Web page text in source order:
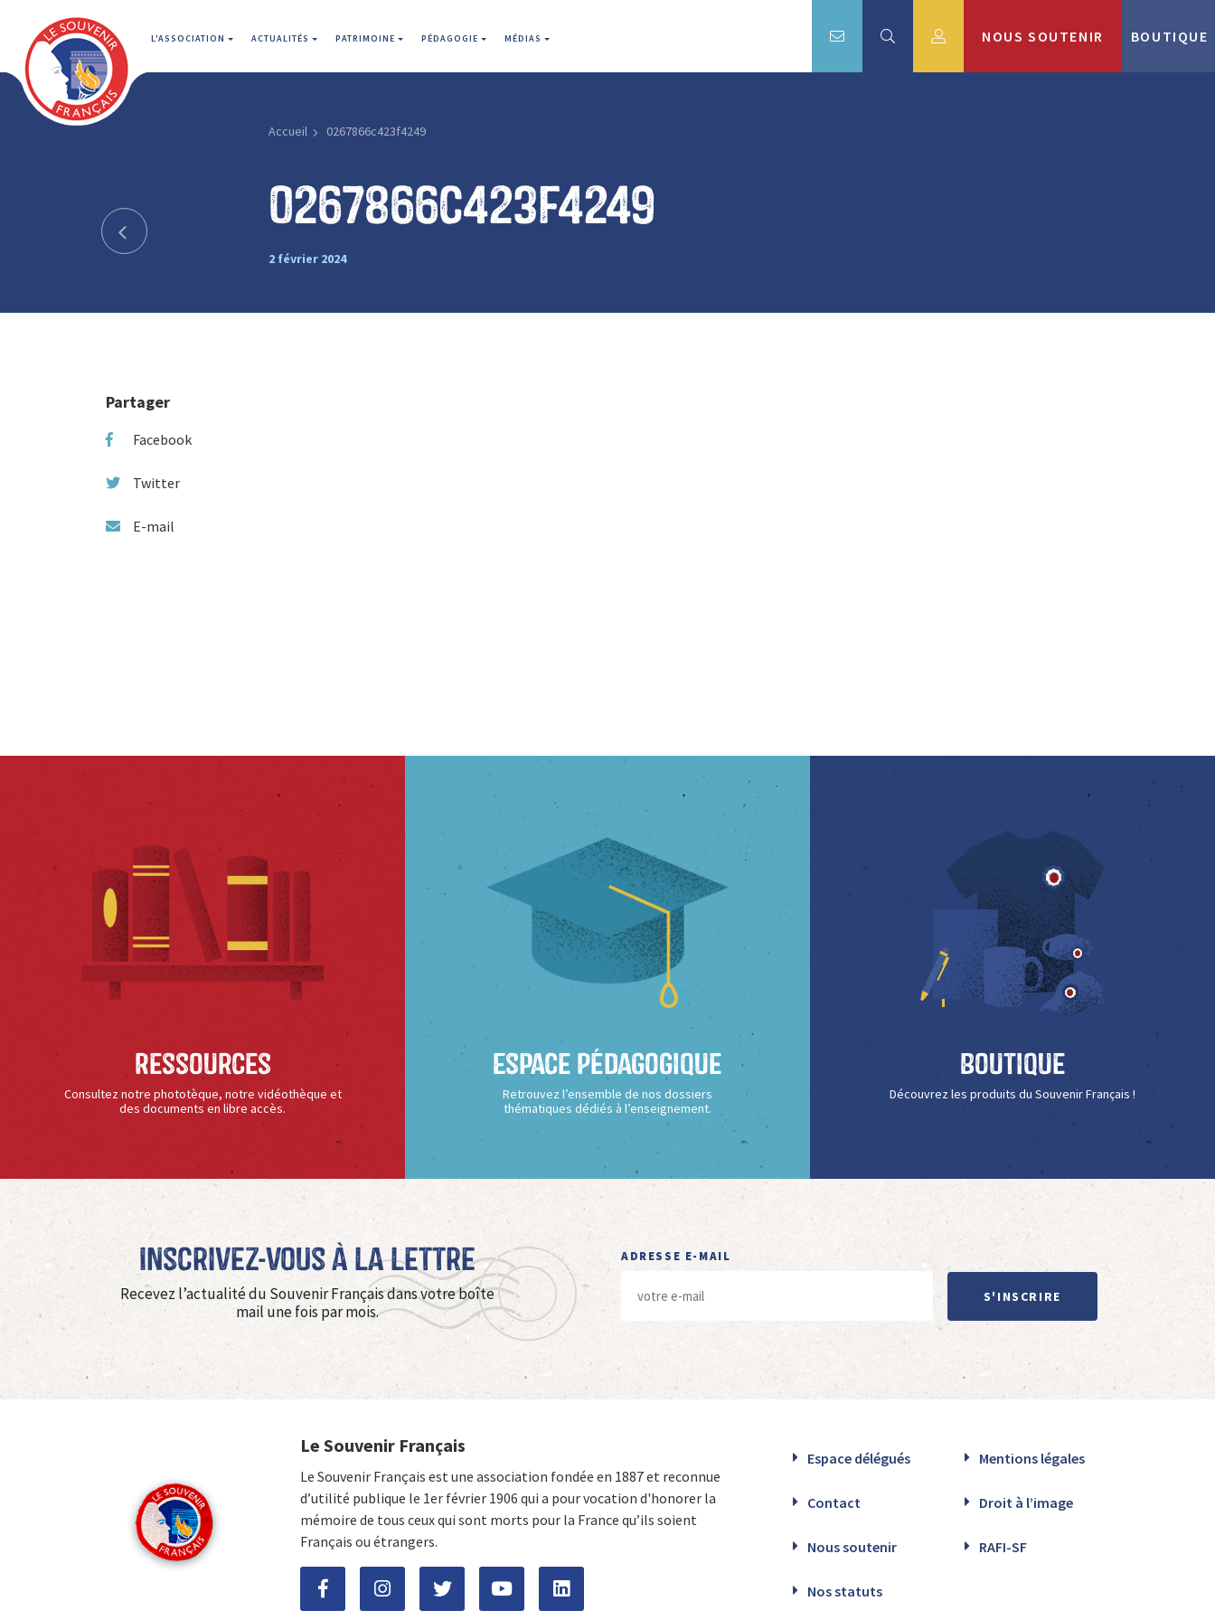
L'ASSOCIATION ACTUALITÉS PATRIMOINE PÉDAGOGIE MÉDIAS NOUS SOUTENIR BOUTIQUE
Accueil 0267866c423f4249
0267866c423f4249
2 février 2024
Partager
Facebook
Twitter
E-mail
Ressources
Consultez notre phototèque, notre vidéothèque et
des documents en libre accès.
Espace Pédagogique
Retrouvez l’ensemble de nos dossiers
thématiques dédiés à l’enseignement.
Boutique
Découvrez les produits du Souvenir Français !
Inscrivez-vous à La Lettre
Recevez l’actualité du Souvenir Français dans votre boîte
mail une fois par mois.
ADRESSE E-MAIL
S'INSCRIRE
Le Souvenir Français
Le Souvenir Français est une association fondée en 1887 et reconnue
d’utilité publique le 1er février 1906 qui a pour vocation d'honorer la
mémoire de tous ceux qui sont morts pour la France qu’ils soient
Français ou étrangers.
Espace délégués Mentions légales
Contact Droit à l’image
Nous soutenir RAFI-SF
Nos statuts